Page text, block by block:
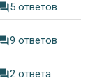
5 ответов
9 ответов
2 ответа